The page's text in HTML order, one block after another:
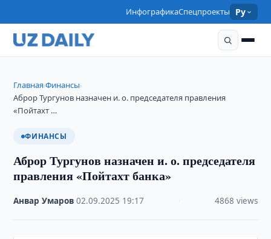
ИнфографикаСпецпроекты Ру
Главная›Финансы›
Аброр Тургунов назначен и. о. председателя правления
«Пойтахт …
ФИНАНСЫ
Аброр Тургунов назначен и. о. председателя
правления «Пойтахт банка»
Анвар Умаров ·02.09.2025 19:17 4868 views